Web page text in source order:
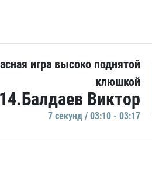
игра высоко поднятой
клюшкой
14.Балдаев Виктор
7 секунд / 03:10 - 03:17